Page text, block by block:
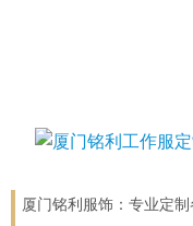
厦门铭利服饰：专业定